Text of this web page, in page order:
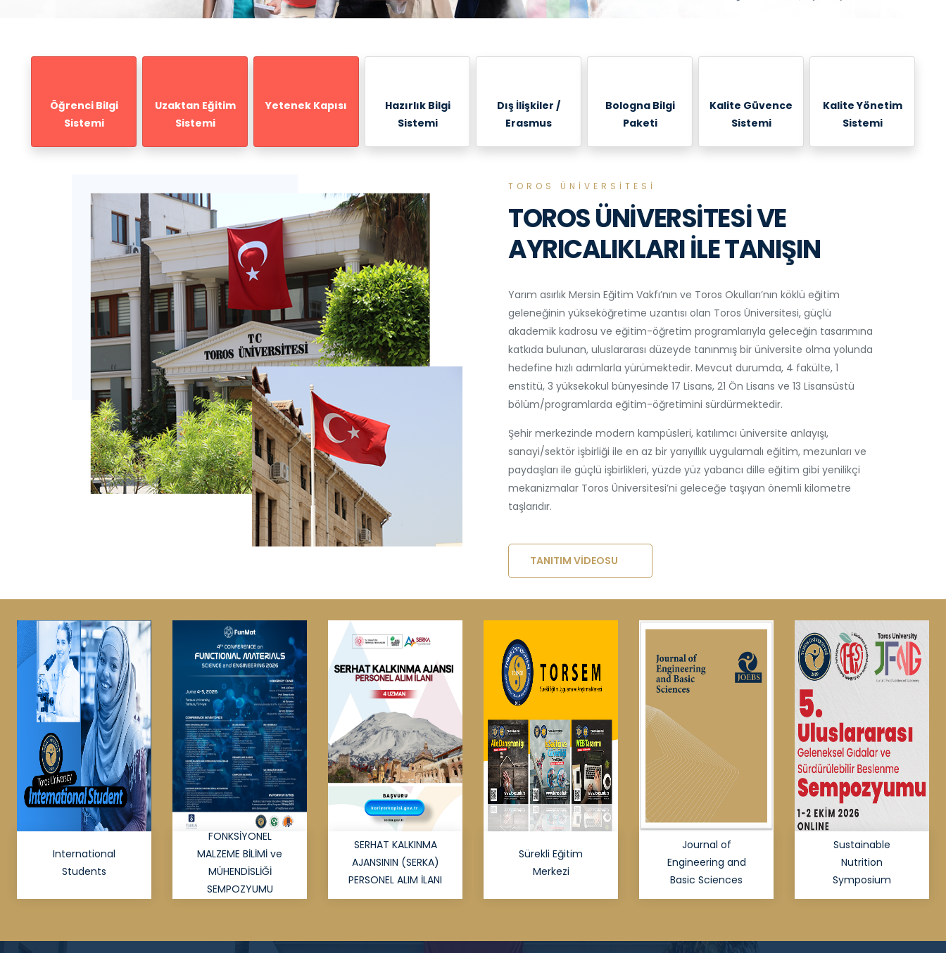
Öğrenci Bilgi
Sistemi
Uzaktan Eğitim
Sistemi
Yetenek Kapısı
Hazırlık Bilgi
Sistemi
Dış İlişkiler /
Erasmus
Bologna Bilgi
Paketi
Kalite Güvence
Sistemi
Kalite Yönetim
Sistemi
TOROS ÜNİVERSİTESİ
TOROS ÜNİVERSİTESİ VE
AYRICALIKLARI İLE TANIŞIN
Yarım asırlık Mersin Eğitim Vakfı’nın ve Toros Okulları’nın köklü eğitim
geleneğinin yükseköğretime uzantısı olan Toros Üniversitesi, güçlü
akademik kadrosu ve eğitim-öğretim programlarıyla geleceğin tasarımına
katkıda bulunan, uluslararası düzeyde tanınmış bir üniversite olma yolunda
hedefine hızlı adımlarla yürümektedir. Mevcut durumda, 4 fakülte, 1
enstitü, 3 yüksekokul bünyesinde 17 Lisans, 21 Ön Lisans ve 13 Lisansüstü
bölüm/programlarda eğitim-öğretimini sürdürmektedir.
Şehir merkezinde modern kampüsleri, katılımcı üniversite anlayışı,
sanayi/sektör işbirliği ile en az bir yarıyıllık uygulamalı eğitim, mezunları ve
paydaşları ile güçlü işbirlikleri, yüzde yüz yabancı dille eğitim gibi yenilikçi
mekanizmalar Toros Üniversitesi’ni geleceğe taşıyan önemli kilometre
taşlarıdır.
TANITIM VIDEOSU
International
Students
FONKSİYONEL
MALZEME BİLİMİ ve
MÜHENDİSLİĞİ
SEMPOZYUMU
SERHAT KALKINMA
AJANSININ (SERKA)
PERSONEL ALIM İLANI
Sürekli Eğitim
Merkezi
Journal of
Engineering and
Basic Sciences
Sustainable
Nutrition
Symposium